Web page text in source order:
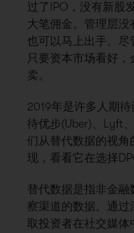
过了IPO，没有新股
大笔佣金。管理层没
也可以马上出手。尽
只要资本市场看好
卖。
2019年是许多人期
待优步(Uber)、Lyft
们从替代数据的视角
现，看看它在选择
替代数据是指非金融
察渠道的数据。通过
取投资者在社交媒